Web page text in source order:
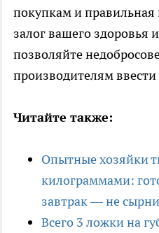
покупкам и правильная
залог вашего здоровья
позволяйте
производителям
Читайте также:
Опытные хозяйки
килограммами:
завтрак — не
Всего 3 ложки на